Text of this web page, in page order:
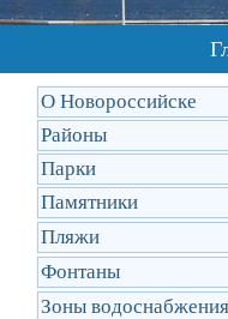
О Новороссийске
Районы
Парки
Памятники
Пляжи
Фонтаны
Зоны водоснабжения